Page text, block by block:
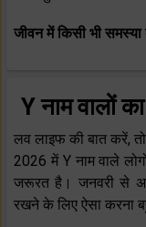
जीवन में किसी भी
Y नाम वालों
लव लाइफ की बात करें,
2026 में Y नाम वाले
जरूरत है। जनवरी से
रखने के लिए ऐसा करना